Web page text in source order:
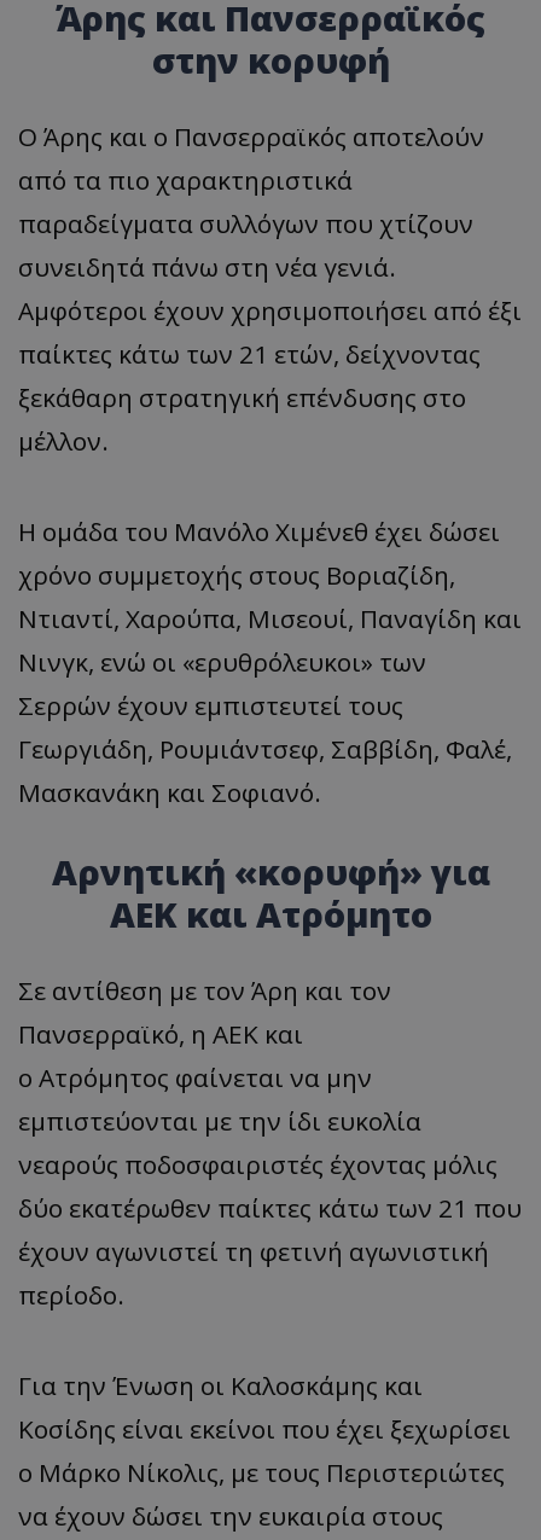
Άρης και Πανσερραϊκός
στην κορυφή
Ο Άρης και ο Πανσερραϊκός αποτελούν
από τα πιο χαρακτηριστικά
παραδείγματα συλλόγων που χτίζουν
συνειδητά πάνω στη νέα γενιά.
Αμφότεροι έχουν χρησιμοποιήσει από έξι
παίκτες κάτω των 21 ετών, δείχνοντας
ξεκάθαρη στρατηγική επένδυσης στο
μέλλον.
Η ομάδα του Μανόλο Χιμένεθ έχει δώσει
χρόνο συμμετοχής στους Βοριαζίδη,
Ντιαντί, Χαρούπα, Μισεουί, Παναγίδη και
Νινγκ, ενώ οι «ερυθρόλευκοι» των
Σερρών έχουν εμπιστευτεί τους
Γεωργιάδη, Ρουμιάντσεφ, Σαββίδη, Φαλέ,
Μασκανάκη και Σοφιανό.
Αρνητική «κορυφή» για
ΑΕΚ και Ατρόμητο
Σε αντίθεση με τον Άρη και τον
Πανσερραϊκό, η ΑΕΚ και
ο Ατρόμητος φαίνεται να μην
εμπιστεύονται με την ίδι ευκολία
νεαρούς ποδοσφαιριστές έχοντας μόλις
δύο εκατέρωθεν παίκτες κάτω των 21 που
έχουν αγωνιστεί τη φετινή αγωνιστική
περίοδο.
Για την Ένωση οι Καλοσκάμης και
Κοσίδης είναι εκείνοι που έχει ξεχωρίσει
ο Μάρκο Νίκολις, με τους Περιστεριώτες
να έχουν δώσει την ευκαιρία στους